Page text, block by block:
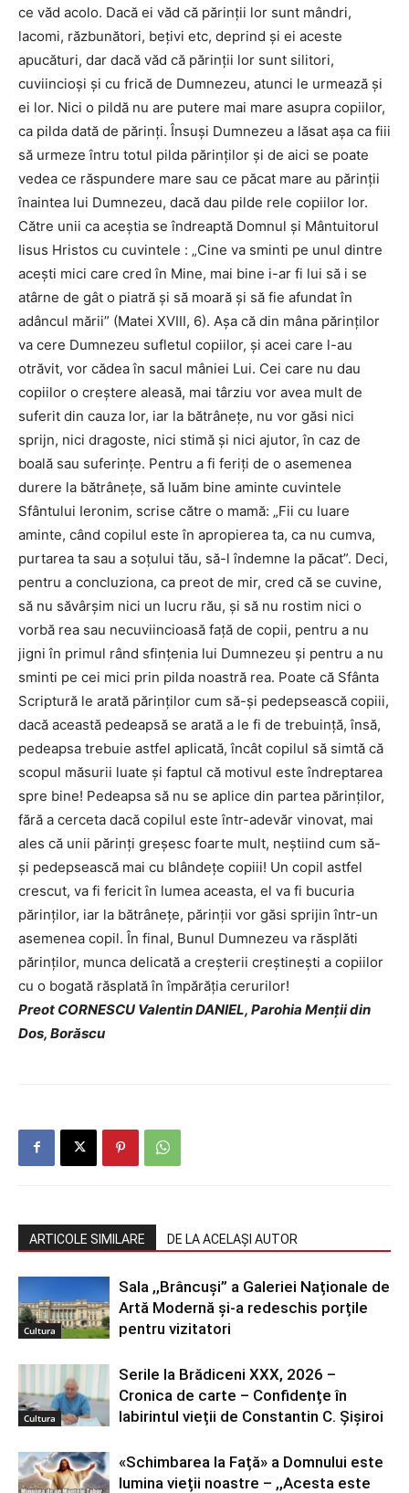
ce văd acolo. Dacă ei văd că părinţii lor sunt mândri,
lacomi, răzbunători, beţivi etc, deprind şi ei aceste
apucături, dar dacă văd că părinţii lor sunt silitori,
cuviincioşi şi cu frică de Dumnezeu, atunci le urmează şi
ei lor. Nici o pildă nu are putere mai mare asupra copiilor,
ca pilda dată de părinţi. Însuşi Dumnezeu a lăsat aşa ca fiii
să urmeze întru totul pilda părinţilor şi de aici se poate
vedea ce răspundere mare sau ce păcat mare au părinţii
înaintea lui Dumnezeu, dacă dau pilde rele copiilor lor.
Către unii ca aceştia se îndreaptă Domnul şi Mântuitorul
Iisus Hristos cu cuvintele : „Cine va sminti pe unul dintre
aceşti mici care cred în Mine, mai bine i-ar fi lui să i se
atârne de gât o piatră şi să moară şi să fie afundat în
adâncul mării” (Matei XVIII, 6). Aşa că din mâna părinţilor
va cere Dumnezeu sufletul copiilor, şi acei care l-au
otrăvit, vor cădea în sacul mâniei Lui. Cei care nu dau
copiilor o creştere aleasă, mai târziu vor avea mult de
suferit din cauza lor, iar la bătrâneţe, nu vor găsi nici
sprijn, nici dragoste, nici stimă şi nici ajutor, în caz de
boală sau suferinţe. Pentru a fi feriţi de o asemenea
durere la bătrâneţe, să luăm bine aminte cuvintele
Sfântului Ieronim, scrise către o mamă: „Fii cu luare
aminte, când copilul este în apropierea ta, ca nu cumva,
purtarea ta sau a soţului tău, să-l îndemne la păcat”. Deci,
pentru a concluziona, ca preot de mir, cred că se cuvine,
să nu săvârşim nici un lucru rău, şi să nu rostim nici o
vorbă rea sau necuviincioasă faţă de copii, pentru a nu
jigni în primul rând sfinţenia lui Dumnezeu şi pentru a nu
sminti pe cei mici prin pilda noastră rea. Poate că Sfânta
Scriptură le arată părinţilor cum să-şi pedepsească copiii,
dacă această pedeapsă se arată a le fi de trebuinţă, însă,
pedeapsa trebuie astfel aplicată, încât copilul să simtă că
scopul măsurii luate şi faptul că motivul este îndreptarea
spre bine! Pedeapsa să nu se aplice din partea părinţilor,
fără a cerceta dacă copilul este într-adevăr vinovat, mai
ales că unii părinţi greşesc foarte mult, neştiind cum să-
şi pedepsească mai cu blândeţe copiii! Un copil astfel
crescut, va fi fericit în lumea aceasta, el va fi bucuria
părinţilor, iar la bătrâneţe, părinţii vor găsi sprijin într-un
asemenea copil. În final, Bunul Dumnezeu va răsplăti
părinţilor, munca delicată a creşterii creştineşti a copiilor
cu o bogată răsplată în împărăţia cerurilor!
Preot CORNESCU Valentin DANIEL, Parohia Menţii din
Dos, Borăscu
ARTICOLE SIMILARE DE LA ACELAȘI AUTOR
Cultura
Sala ,,Brâncuși” a Galeriei Naționale de
Artă Modernă și-a redeschis porțile
pentru vizitatori
Cultura
Serile la Brădiceni XXX, 2026 –
Cronica de carte – Confidențe în
labirintul vieții de Constantin C. Șișiroi
«Schimbarea la Față» a Domnului este
lumina vieții noastre – ,,Acesta este